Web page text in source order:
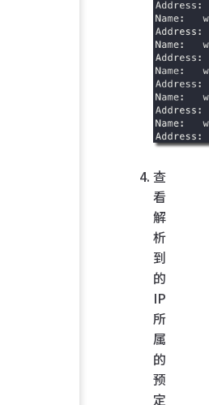
查
看
解
析
到
的
IP
所
属
的
预
定